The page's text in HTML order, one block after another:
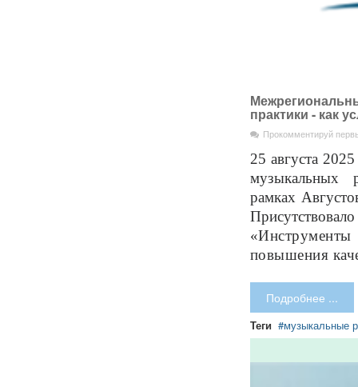
практики - как
Прокомментируй
25 августа
музыкальных
рамках
повышения
Подробнее ...
Теги музыкальные